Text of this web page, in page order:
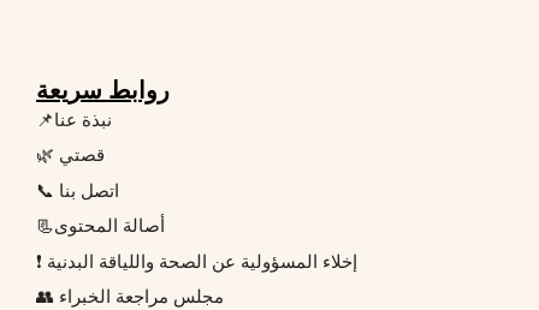
روابط سريعة
📌نبذة عنا
🌿 قصتي
📞 اتصل بنا
📃أصالة المحتوى
❗ إخلاء المسؤولية عن الصحة واللياقة البدنية
👥 مجلس مراجعة الخبراء